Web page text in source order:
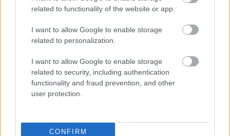
related to functionality of the website or app.
I want to allow Google to enable storage
related to personalization.
I want to allow Google to enable storage
related to security, including authentication
functionality and fraud prevention, and other
user protection.
CONFIRM